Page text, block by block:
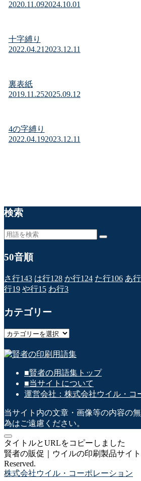
2020.11.092024.10.01
十字縛り
2022.04.21 2023.12.11
裏表紙
2019.11.252025.09.12
4の字縛り
2022.04.192023.12.11
検索
50音順
さ行143 は行128 か行124 た行106 あ行
行19 や行15 わ行3
カテゴリー
カ
ゴ
■賢者の用語集トップ
■当サイトについて
運営会社：株式会社ウイル・コ
当サイト内の文章・画像等の内容の
為はご遠慮ください。
タイトルとURLをコピーしました
賢者の販促｜ウイルの印刷製品サイ
Reserved.
株式会社ウイル・コーポレーション